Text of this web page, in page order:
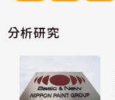
分析研究